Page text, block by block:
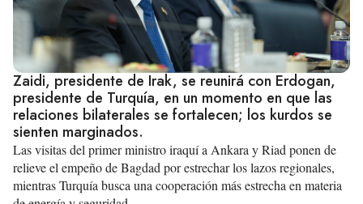
Zaidi, presidente de Irak, se reunirá con Erdogan,
presidente de Turquía, en un momento en que las
relaciones bilaterales se fortalecen; los kurdos se
sienten marginados.
Las visitas del primer ministro iraquí a Ankara y Riad ponen de
relieve el empeño de Bagdad por estrechar los lazos regionales,
mientras Turquía busca una cooperación más estrecha en materia